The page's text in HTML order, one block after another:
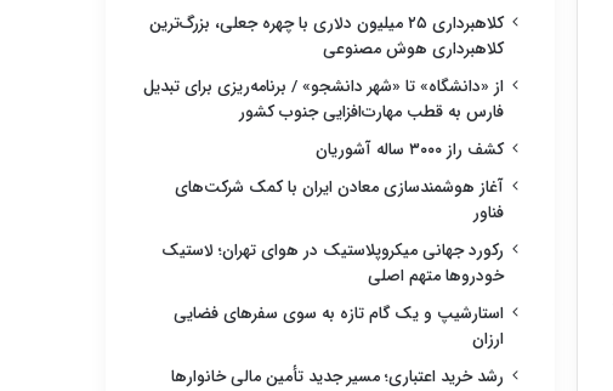
کلاهبرداری ۲۵ میلیون دلاری با چهره جعلی، بزرگ‌ترین
کلاهبرداری هوش مصنوعی
از «دانشگاه» تا «شهر دانشجو» / برنامه‌ریزی برای تبدیل
فارس به قطب مهارت‌افزایی جنوب کشور
کشف راز ۳۰۰۰ ساله آشوریان
آغاز هوشمندسازی معادن ایران با کمک شرکت‌های
فناور
رکورد جهانی میکروپلاستیک در هوای تهران؛ لاستیک
خودروها متهم اصلی
استارشیپ و یک گام تازه به سوی سفرهای فضایی
ارزان
رشد خرید اعتباری؛ مسیر جدید تأمین مالی خانوارها